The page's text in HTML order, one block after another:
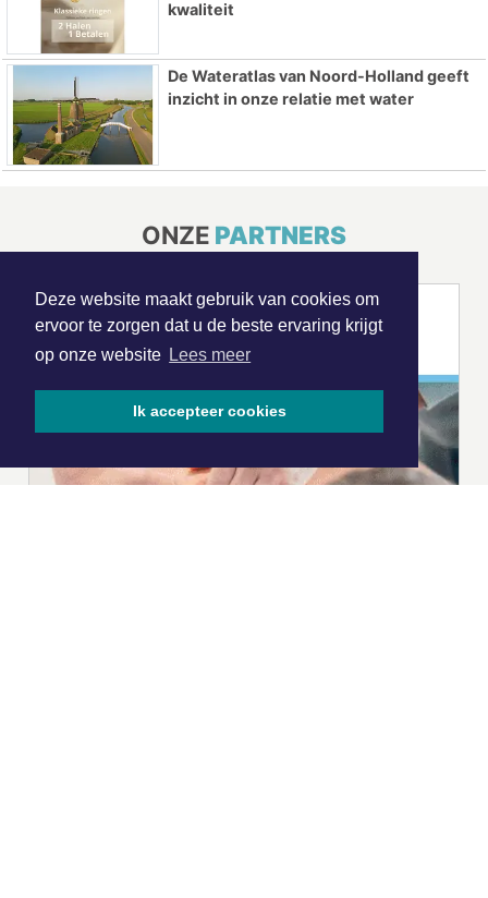
Deze website maakt gebruik van cookies om
ervoor te zorgen dat u de beste ervaring krijgt
op onze website Lees meer
Ik accepteer cookies
kwaliteit
De Wateratlas van Noord-Holland geeft
inzicht in onze relatie met water
ONZE PARTNERS